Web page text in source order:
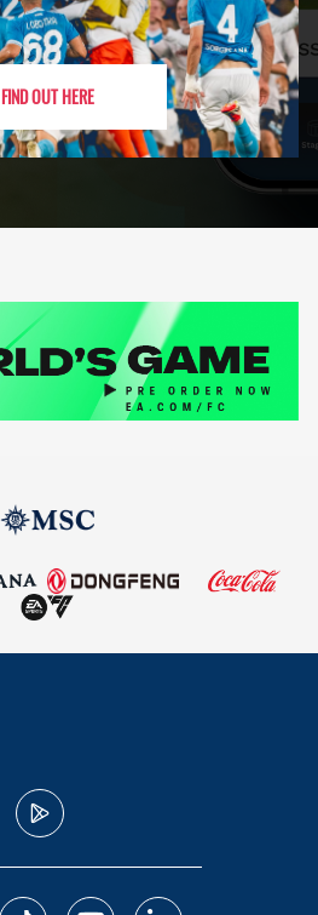
FIND OUT HERE